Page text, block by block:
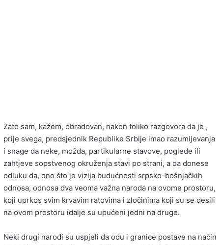
Zato sam, kažem, obradovan, nakon toliko razgovora da je ,
prije svega, predsjednik Republike Srbije imao razumijevanja
i snage da neke, možda, partikularne stavove, poglede ili
zahtjeve sopstvenog okruženja stavi po strani, a da donese
odluku da, ono što je vizija budućnosti srpsko-bošnjačkih
odnosa, odnosa dva veoma važna naroda na ovome prostoru,
koji uprkos svim krvavim ratovima i zločinima koji su se desili
na ovom prostoru idalje su upućeni jedni na druge.
Neki drugi narodi su uspjeli da odu i granice postave na način